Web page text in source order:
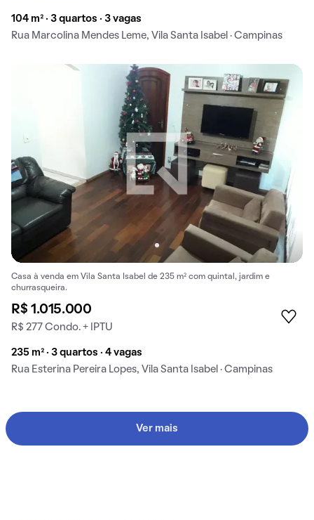
104 m² · 3 quartos · 3 vagas
Rua Marcolina Mendes Leme, Vila Santa Isabel · Campinas
Casa à venda em Vila Santa Isabel de 235 m² com quintal, jardim e
churrasqueira.
R$ 1.015.000
R$ 277 Condo. + IPTU
235 m² · 3 quartos · 4 vagas
Rua Esterina Pereira Lopes, Vila Santa Isabel · Campinas
Ver mais